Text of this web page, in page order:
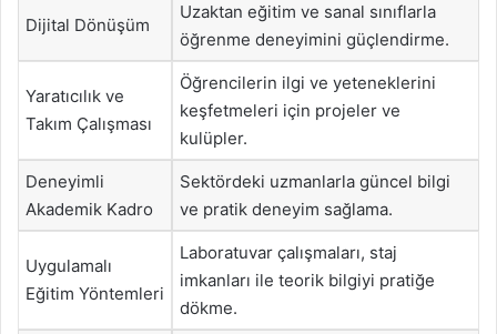
Dijital Dönüşüm
Uzaktan eğitim ve sanal sınıflarla
öğrenme deneyimini güçlendirme.
Yaratıcılık ve
Takım Çalışması
Öğrencilerin ilgi ve yeteneklerini
keşfetmeleri için projeler ve
kulüpler.
Deneyimli
Akademik Kadro
Sektördeki uzmanlarla güncel bilgi
ve pratik deneyim sağlama.
Uygulamalı
Eğitim Yöntemleri
Laboratuvar çalışmaları, staj
imkanları ile teorik bilgiyi pratiğe
dökme.